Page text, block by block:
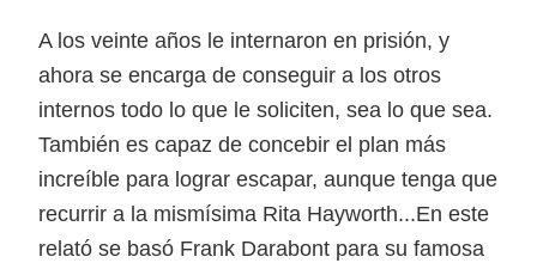
A los veinte años le internaron en prisión, y
ahora se encarga de conseguir a los otros
internos todo lo que le soliciten, sea lo que sea.
También es capaz de concebir el plan más
increíble para lograr escapar, aunque tenga que
recurrir a la mismísima Rita Hayworth...En este
relató se basó Frank Darabont para su famosa